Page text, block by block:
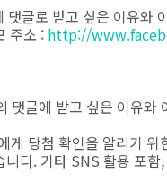
댓글로 받고 싶은 이유와
주소 : http://
댓글에 받고 싶은 이유와
게 당첨 확인을 알리기
니다. 기타 SNS 활용 포